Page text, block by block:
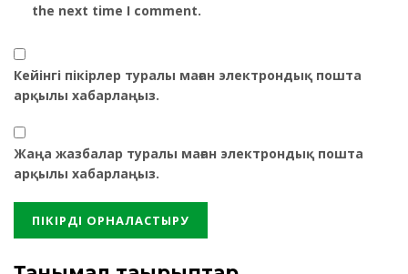
the next time I comment.
Кейінгі пікірлер туралы маған электрондық пошта
арқылы хабарлаңыз.
Жаңа жазбалар туралы маған электрондық пошта
арқылы хабарлаңыз.